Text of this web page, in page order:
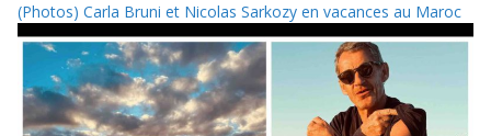
(Photos) Carla Bruni et Nicolas Sarkozy en vacances au Maroc